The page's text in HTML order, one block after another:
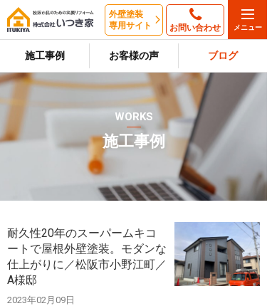
外壁塗装
専用サイト
お問い合わせ
施工事例 お客様の声 ブログ
WORKS
施工事例
耐久性20年のスーパームキコ
ートで屋根外壁塗装。モダンな
仕上がりに／松阪市小野江町／
A様邸
2023年02月09日